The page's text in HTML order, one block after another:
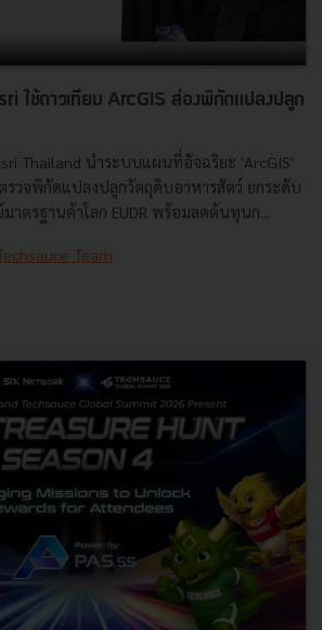
ใช้ดาวเทียม ArcGIS ส่องพิกัดแปลงปลูก
Thailand นำระบบแผนที่อัจฉริยะ 'ArcGIS'
รวจพิกัดแปลงปลูกวัตถุดิบอาหารสัตว์ ยกระดับ
าตรฐานค้าโลก EUDR พร้อมลดต้นทุนก...
Team